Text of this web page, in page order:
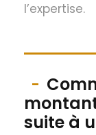
l’expertise.
suite à